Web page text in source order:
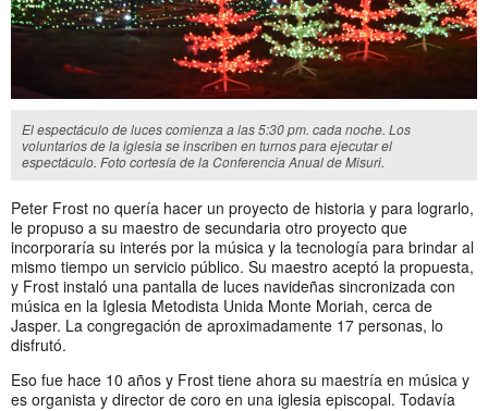
El espectáculo de luces comienza a las 5:30 pm. cada noche. Los
voluntarios de la iglesia se inscriben en turnos para ejecutar el
espectáculo. Foto cortesía de la Conferencia Anual de Misuri.
Peter Frost no quería hacer un proyecto de historia y para lograrlo,
le propuso a su maestro de secundaria otro proyecto que
incorporaría su interés por la música y la tecnología para brindar al
mismo tiempo un servicio público. Su maestro aceptó la propuesta,
y Frost instaló una pantalla de luces navideñas sincronizada con
música en la Iglesia Metodista Unida Monte Moriah, cerca de
Jasper. La congregación de aproximadamente 17 personas, lo
disfrutó.
Eso fue hace 10 años y Frost tiene ahora su maestría en música y
es organista y director de coro en una iglesia episcopal. Todavía